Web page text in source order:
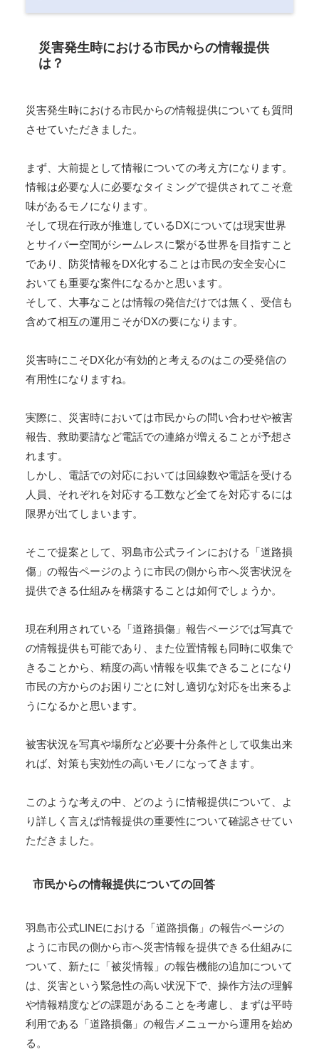
災害発生時における市民からの情報提供
は？
災害発生時における市民からの情報提供についても質問
させていただきました。
まず、大前提として情報についての考え方になります。
情報は必要な人に必要なタイミングで提供されてこそ意
味があるモノになります。
そして現在行政が推進しているDXについては現実世界
とサイバー空間がシームレスに繋がる世界を目指すこと
であり、防災情報をDX化することは市民の安全安心に
おいても重要な案件になるかと思います。
そして、大事なことは情報の発信だけでは無く、受信も
含めて相互の運用こそがDXの要になります。
災害時にこそDX化が有効的と考えるのはこの受発信の
有用性になりますね。
実際に、災害時においては市民からの問い合わせや被害
報告、救助要請など電話での連絡が増えることが予想さ
れます。
しかし、電話での対応においては回線数や電話を受ける
人員、それぞれを対応する工数など全てを対応するには
限界が出てしまいます。
そこで提案として、羽島市公式ラインにおける「道路損
傷」の報告ページのように市民の側から市へ災害状況を
提供できる仕組みを構築することは如何でしょうか。
現在利用されている「道路損傷」報告ページでは写真で
の情報提供も可能であり、また位置情報も同時に収集で
きることから、精度の高い情報を収集できることになり
市民の方からのお困りごとに対し適切な対応を出来るよ
うになるかと思います。
被害状況を写真や場所など必要十分条件として収集出来
れば、対策も実効性の高いモノになってきます。
このような考えの中、どのように情報提供について、よ
り詳しく言えば情報提供の重要性について確認させてい
ただきました。
市民からの情報提供についての回答
羽島市公式LINEにおける「道路損傷」の報告ページの
ように市民の側から市へ災害情報を提供できる仕組みに
ついて、新たに「被災情報」の報告機能の追加について
は、災害という緊急性の高い状況下で、操作方法の理解
や情報精度などの課題があることを考慮し、まずは平時
利用である「道路損傷」の報告メニューから運用を始め
る。